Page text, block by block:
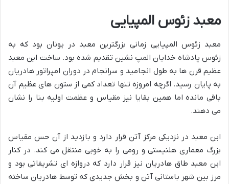
معبد زئوس المپیایی
معبد زئوس المپیایی زمانی بزرگترین معبد در یونان بود که به
زئوس پادشاه خدایان المپ نشین تقدیم شده بود. ساخت این معبد
عظیم قرن ها به طول انجامید و سرانجام در دوران امپراتور هادریان
به پایان رسید. اگرچه امروزه تنها تعداد کمی از ستون های عظیم آن
باقی مانده اما همین بقایا نیز مقیاس و عظمت اولیه بنا را نشان
می دهند.
این معبد در نزدیکی مرکز آتن قرار دارد و بازدید از آن حس مقیاس
بزرگ معماری هلنیستی و رومی را به خوبی منتقل می کند. در کنار
این معبد طاق هادریان نیز قرار دارد که دروازه ای تشریفاتی بود و
مرز بین شهر باستانی آتن و بخش جدیدی که توسط هادریان ساخته